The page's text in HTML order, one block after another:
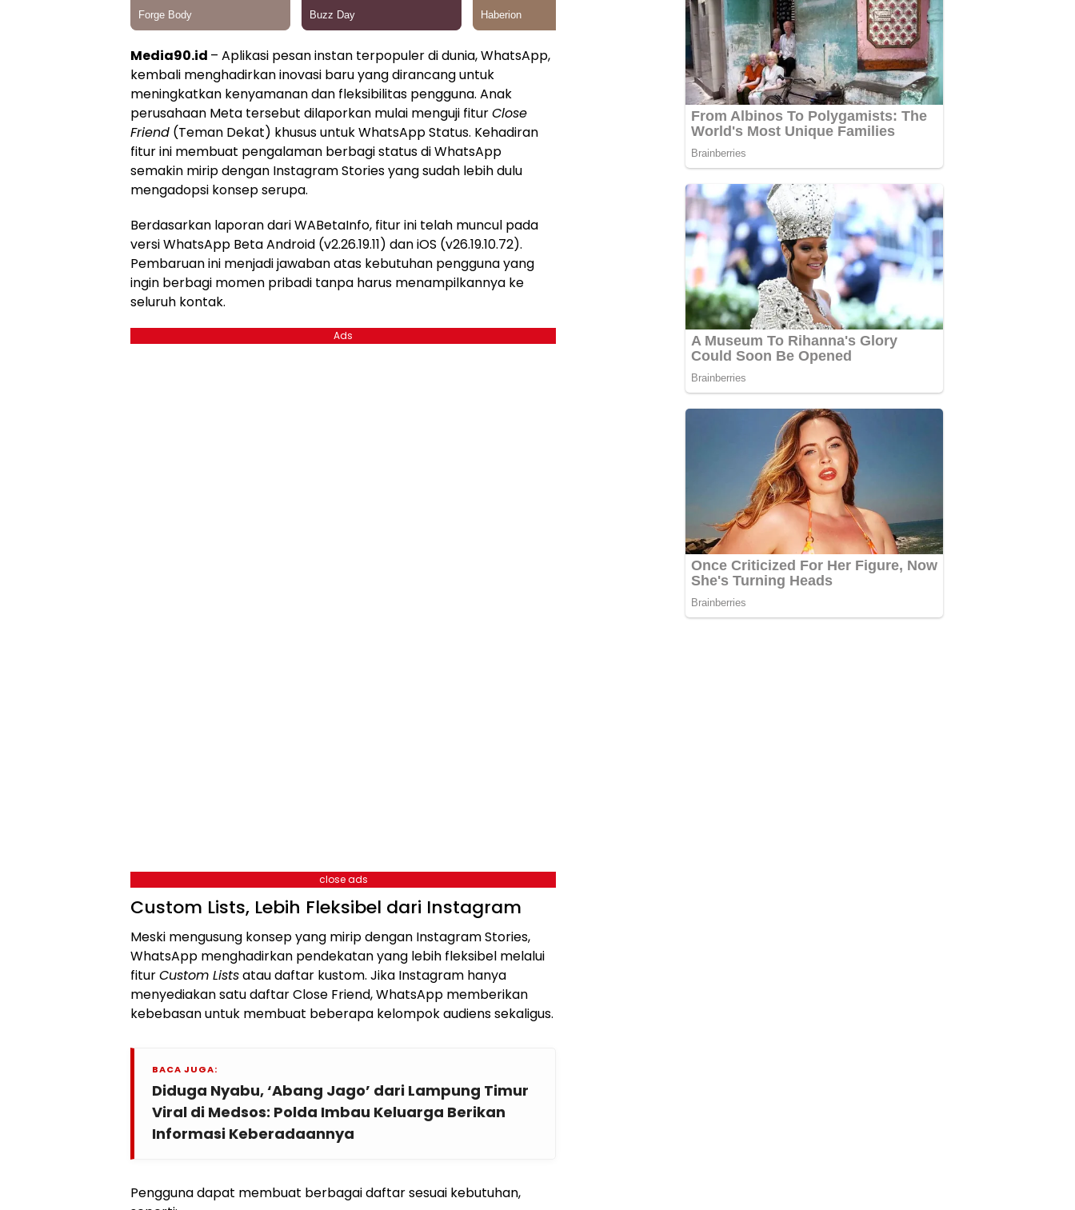
Media90.id – Aplikasi pesan instan terpopuler di dunia, WhatsApp,
kembali menghadirkan inovasi baru yang dirancang untuk
meningkatkan kenyamanan dan fleksibilitas pengguna. Anak
perusahaan Meta tersebut dilaporkan mulai menguji fiturClose
Friend (Teman Dekat) khusus untuk WhatsApp Status. Kehadiran
fitur ini membuat pengalaman berbagi status di WhatsApp
semakin mirip dengan Instagram Stories yang sudah lebih dulu
mengadopsi konsep serupa.
Berdasarkan laporan dari WABetaInfo, fitur ini telah muncul pada
versi WhatsApp Beta Android (v2.26.19.11) dan iOS (v26.19.10.72).
Pembaruan ini menjadi jawaban atas kebutuhan pengguna yang
ingin berbagi momen pribadi tanpa harus menampilkannya ke
seluruh kontak.
Ads
close ads
Custom Lists, Lebih Fleksibel dari Instagram
Meski mengusung konsep yang mirip dengan Instagram Stories,
WhatsApp menghadirkan pendekatan yang lebih fleksibel melalui
fiturCustom Listsatau daftar kustom. Jika Instagram hanya
menyediakan satu daftar Close Friend, WhatsApp memberikan
kebebasan untuk membuat beberapa kelompok audiens sekaligus.
BACA JUGA:
Diduga Nyabu, ‘Abang Jago’ dari Lampung Timur
Viral di Medsos: Polda Imbau Keluarga Berikan
Informasi Keberadaannya
Pengguna dapat membuat berbagai daftar sesuai kebutuhan,